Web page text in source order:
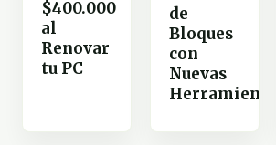
$400.000
al
Renovar
tu PC
de
Bloques
con
Nuevas
Herramientas